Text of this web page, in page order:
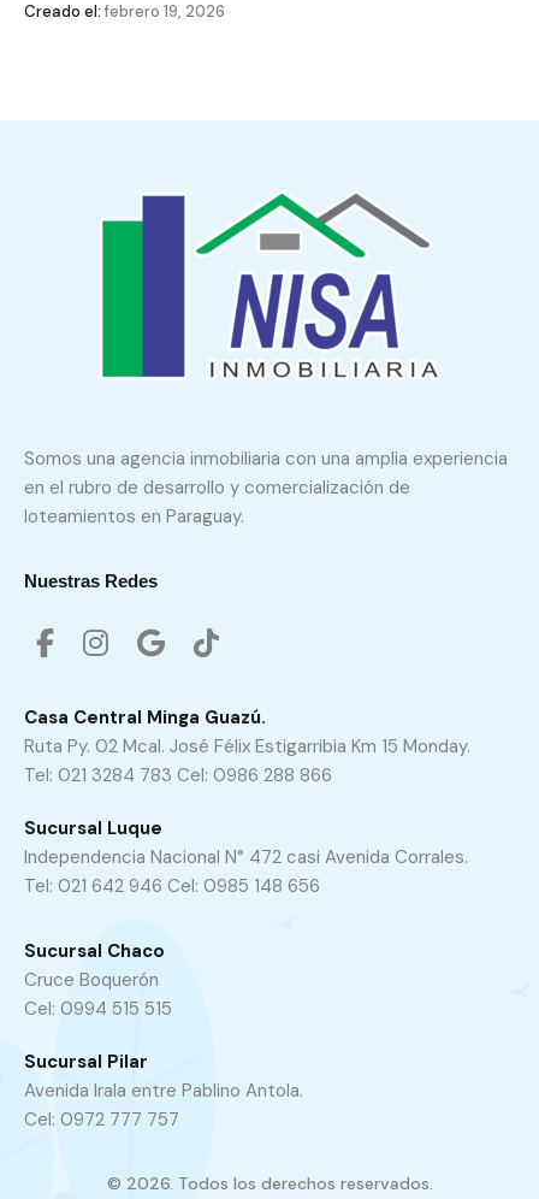
Creado el:febrero 19, 2026
Somos una agencia inmobiliaria con una amplia experiencia
en el rubro de desarrollo y comercialización de
loteamientos en Paraguay.
Nuestras Redes
Casa Central Minga Guazú.
Ruta Py. 02 Mcal. José Félix Estigarribia Km 15 Monday.
Tel: 021 3284 783 Cel: 0986 288 866
Sucursal Luque
Independencia Nacional N° 472 casi Avenida Corrales.
Tel: 021 642 946 Cel: 0985 148 656
Sucursal Chaco
Cruce Boquerón
Cel: 0994 515 515
Sucursal Pilar
Avenida Irala entre Pablino Antola.
Cel: 0972 777 757
© 2026. Todos los derechos reservados.